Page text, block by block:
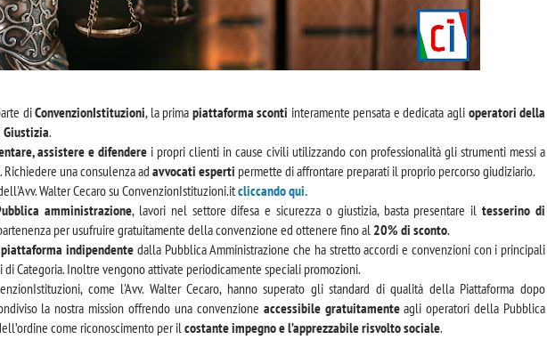
diConvenzionIstituzioni, la prima piattaforma sconti interamente pensata e dedicata aglioperatori della
.
assistere e difendere i propri clienti in cause civili utilizzando con professionalità gli strumenti messi a
una consulenza ad avvocati esperti permette di affrontare preparati il proprio percorso giudiziario.
Walter Cecaro su ConvenzionIstituzioni.itcliccando qui.
amministrazione, lavori nel settore difesa e sicurezza o giustizia, basta presentare iltesserino di
per usufruire gratuitamente della convenzione ed ottenere fino al 20% di sconto.
indipendente dalla Pubblica Amministrazione che ha stretto accordi e convenzioni con i principali
di Categoria. Inoltre vengono attivate periodicamente speciali promozioni.
come l'Avv. Walter Cecaro, hanno superato gli standard di qualità della Piattaforma dopo
la nostra mission offrendo una convenzione accessibile gratuitamenteagli operatori della Pubblica
come riconoscimento per ilcostante impegno e l’apprezzabile risvolto sociale.